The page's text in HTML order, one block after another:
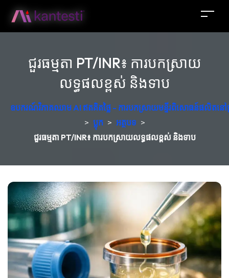
ជួរធម្មតា PT/INR៖ ការបកស្រាយ
លទ្ធផលខ្ពស់ និងទាប
ឧបករណ៍វិភាគឈាម AI ឥតគិតថ្លៃ - ការបកស្រាយមន្ទីរពិសោធន៍ផលិតន
> ប្លុក > អត្ថបទ >
ជួរធម្មតា PT/INR៖ ការបកស្រាយលទ្ធផលខ្ពស់ និងទាប